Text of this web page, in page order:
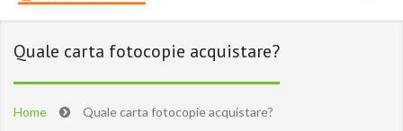
Quale carta fotocopie acquistare?
Home Quale carta fotocopie acquistare?